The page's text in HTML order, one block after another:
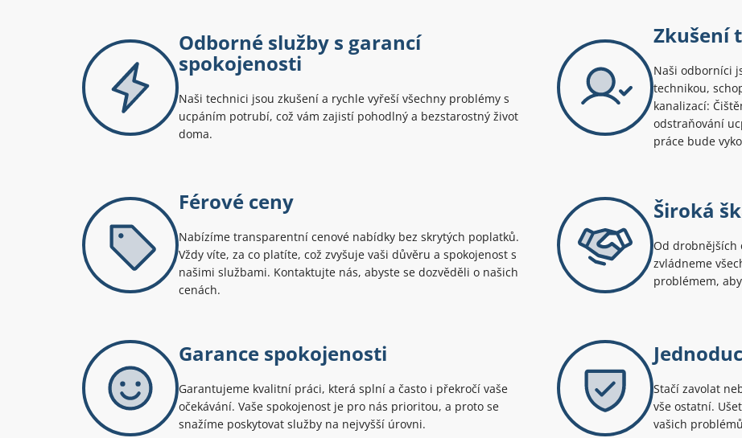
Odborné služby s garancí
spokojenosti
Naši technici jsou zkušení a rychle vyřeší všechny problémy s
ucpáním potrubí, což vám zajistí pohodlný a bezstarostný život
doma.
Zkušení
Naši odborníci
technikou,
kanalizací:
odstraňování
práce bude
Férové ceny
Nabízíme transparentní cenové nabídky bez skrytých poplatků.
Vždy víte, za co platíte, což zvyšuje vaši důvěru a spokojenost s
našimi službami. Kontaktujte nás, abyste se dozvěděli o našich
cenách.
Široká
Od drobnějších
zvládneme
problémem,
Garance spokojenosti
Garantujeme kvalitní práci, která splní a často i překročí vaše
očekávání. Vaše spokojenost je pro nás prioritou, a proto se
snažíme poskytovat služby na nejvyšší úrovni.
Stačí zavolat
vše ostatní.
vašich